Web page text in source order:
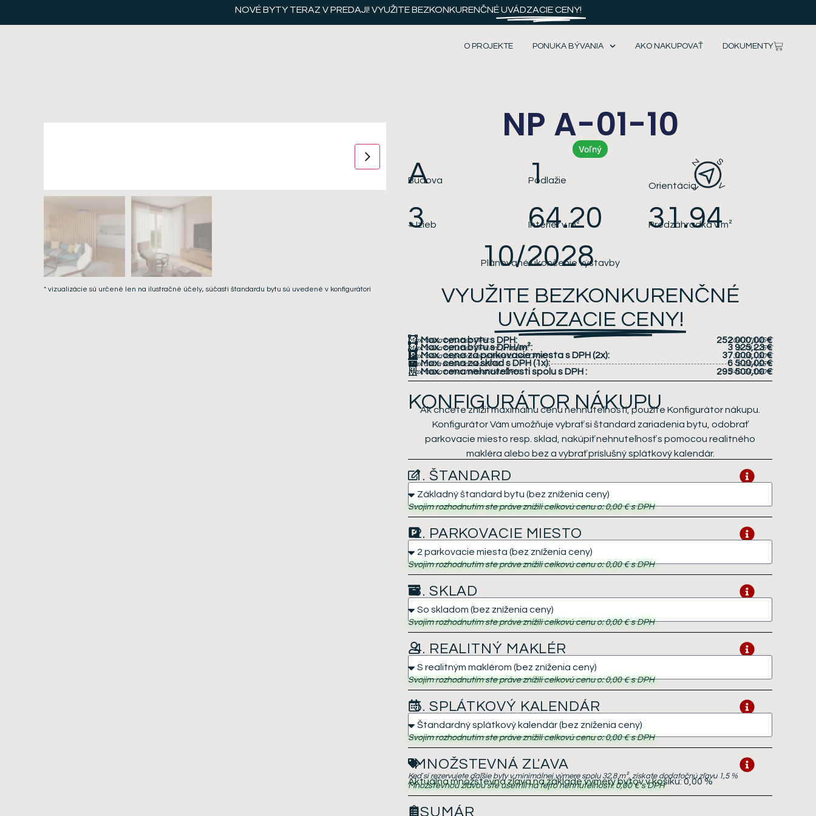
NOVÉ BYTY TERAZ V PREDAJI! VYUŽITE BEZKONKURENČNÉ UVÁDZACIE CENY!
O PROJEKTE PONUKA BÝVANIA AKO NAKUPOVAŤ DOKUMENTY
* vizualizácie sú určené len na ilustračné účely, súčasti štandardu bytu sú uvedené v konfigurátori
NP A-01-10
Voľný
A
Budova 1
Podlažie
Orientácia
3
# Izieb 64.20
Interiér v m² 31.94
Predzáhradkav m²
10/2028
Plánované ukončenie výstavby
VYUŽITE BEZKONKURENČNÉ
UVÁDZACIE CENY!
Max. cena bytu s DPH: 252 000,00 €
Max. cena bytu bez DPH: 204 878,05 €
Max. cena bytu s DPH/m²: 3 925,23 €
Max. cena bytu bez DPH/m² (interiér): 3 191,25 €
Max. cena za parkovacie miesta s DPH(2x): 37 000,00 €
Max. cena za parkovacie miesta bez DPH: 30 081,30 €
Max. cena za sklad s DPH(1x): 6 500,00 €
Max cena za sklad bez DPH: 5 284,55 €
Max. cena nehnuteľnosti spolu s DPH: 295 500,00 €
Max. cena nehnuteľnosti bez DPH: 240 243,90 €
KONFIGURÁTOR NÁKUPU
Ak chcete znížiť maximálnu cenu nehnuteľnosti, použite Konfigurátor nákupu.
Konfigurátor Vám umožňuje vybrať si štandard zariadenia bytu, odobrať
parkovacie miesto resp. sklad, nakúpiť nehnuteľnosť s pomocou realitného
makléra alebo bez a vybrať príslušný splátkový kalendár.
1. ŠTANDARD
Svojim rozhodnutím ste práve znížili celkovú cenu o:0,00 €s DPH
2. PARKOVACIE MIESTO
Svojim rozhodnutím ste práve znížili celkovú cenu o:0,00 €s DPH
3. SKLAD
Svojim rozhodnutím ste práve znížili celkovú cenu o:0,00 €s DPH
4. REALITNÝ MAKLÉR
Svojim rozhodnutím ste práve znížili celkovú cenu o:0,00 €s DPH
5. SPLÁTKOVÝ KALENDÁR
Svojim rozhodnutím ste práve znížili celkovú cenu o:0,00 €s DPH
MNOŽSTEVNÁ ZĽAVA
Keď si rezervujete ďaľšie byty v minimálnej výmere spolu 32,8 m², získate dodatočnú zľavu 1,5 %
Aktuálna množstevná zľava na základe výmery bytov v košíku:0,00 %
Množstevnou zľavou ste ušetrili na tejto nehnuteľnosti: 0,00 €s DPH
SUMÁR